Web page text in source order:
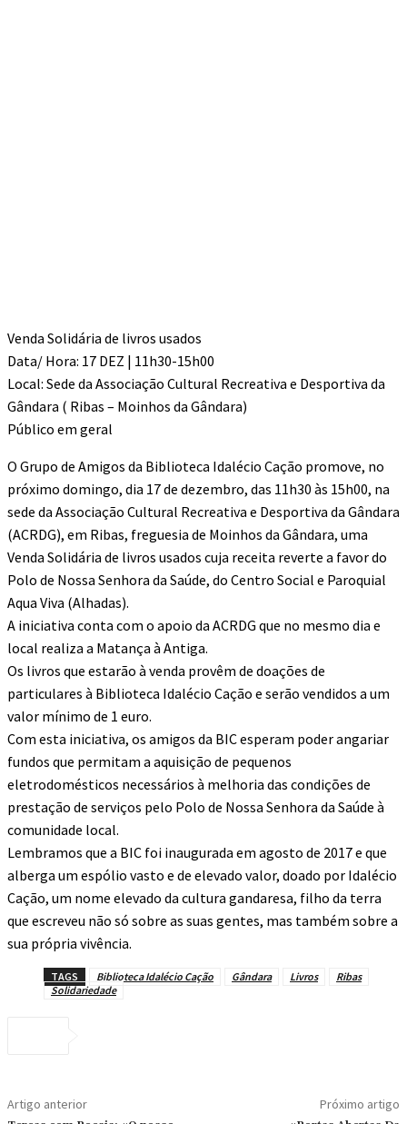
Venda Solidária de livros usados
Data/ Hora: 17 DEZ | 11h30-15h00
Local: Sede da Associação Cultural Recreativa e Desportiva da
Gândara ( Ribas – Moinhos da Gândara)
Público em geral
O Grupo de Amigos da Biblioteca Idalécio Cação promove, no
próximo domingo, dia 17 de dezembro, das 11h30 às 15h00, na
sede da Associação Cultural Recreativa e Desportiva da Gândara
(ACRDG), em Ribas, freguesia de Moinhos da Gândara, uma
Venda Solidária de livros usados cuja receita reverte a favor do
Polo de Nossa Senhora da Saúde, do Centro Social e Paroquial
Aqua Viva (Alhadas).
A iniciativa conta com o apoio da ACRDG que no mesmo dia e
local realiza a Matança à Antiga.
Os livros que estarão à venda provêm de doações de
particulares à Biblioteca Idalécio Cação e serão vendidos a um
valor mínimo de 1 euro.
Com esta iniciativa, os amigos da BIC esperam poder angariar
fundos que permitam a aquisição de pequenos
eletrodomésticos necessários à melhoria das condições de
prestação de serviços pelo Polo de Nossa Senhora da Saúde à
comunidade local.
Lembramos que a BIC foi inaugurada em agosto de 2017 e que
alberga um espólio vasto e de elevado valor, doado por Idalécio
Cação, um nome elevado da cultura gandaresa, filho da terra
que escreveu não só sobre as suas gentes, mas também sobre a
sua própria vivência.
TAGS Biblioteca Idalécio Cação Gândara Livros
Ribas
Solidariedade
Artigo anterior Próximo artigo